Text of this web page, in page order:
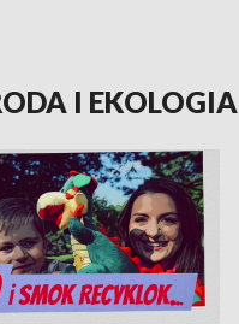
I EKOLOGIA